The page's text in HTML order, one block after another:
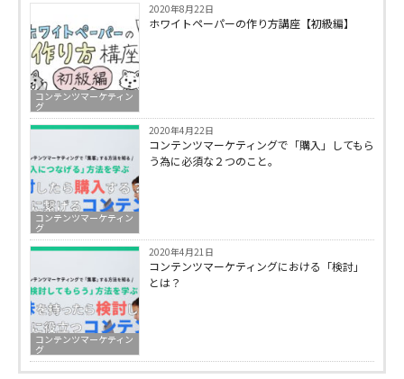
コンテンツマーケティン
グ
2020年8月22日
ホワイトペーパーの作り方講座【初級編】
コンテンツマーケティン
グ
2020年4月22日
コンテンツマーケティングで「購入」してもら
う為に必須な２つのこと。
コンテンツマーケティン
グ
2020年4月21日
コンテンツマーケティングにおける「検討」
とは？